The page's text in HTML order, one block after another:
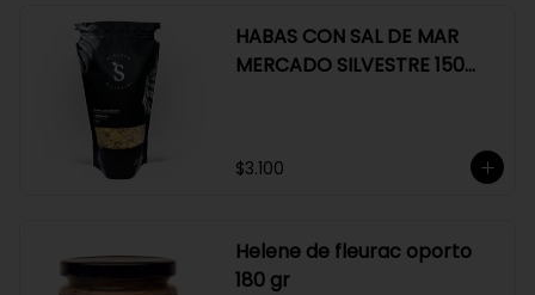
HABAS CON SAL DE MAR
MERCADO SILVESTRE 150
$3.100
Helene de fleurac oporto
180 gr